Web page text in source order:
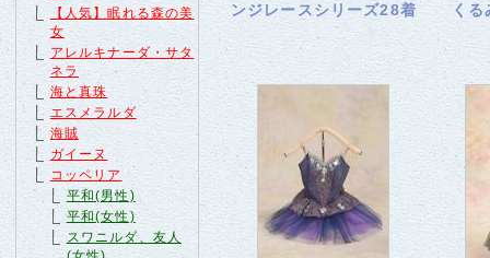
【人気】眠れる森の美
女
アレルキナーダ・サタ
ネラ
海と真珠
エスメラルダ
海賊
ガイーヌ
コッペリア
平和(男性)
平和(女性)
スワニルダ、友人
ンジレースシリーズ28着
く